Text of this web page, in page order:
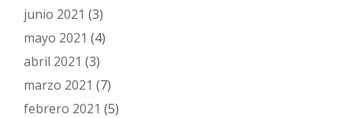
junio 2021 (3)
mayo 2021 (4)
abril 2021 (3)
marzo 2021 (7)
febrero 2021 (5)